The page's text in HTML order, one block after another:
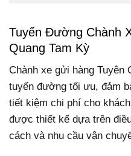
Tuyến Đường Chành
Quang Tam Kỳ
Chành xe gửi hàng Tuyên
tuyến đường tối ưu, đảm
tiết kiệm chi phí cho
được thiết kế dựa trên
cách và nhu cầu vận